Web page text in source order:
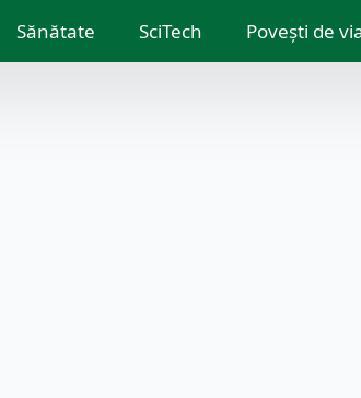
Sănătate SciTech Povești de